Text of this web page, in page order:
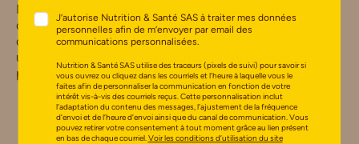
N’hésitez plus, déposez votre recette sur notre site. Que
ce soit un plat salé, une douceur sucrée ou une idée
originale pour le petit-déjeuner, chaque contribution est
une source d’inspiration pour notre communauté de
passionnés de bien-manger.
PARTAGER MA RECETTE
J’autorise Nutrition & Santé SAS à traiter mes données
personnelles afin de m’envoyer par email des
communications personnalisées.
Nutrition & Santé SAS utilise des traceurs (pixels de suivi) pour savoir si
vous ouvrez ou cliquez dans les courriels et l’heure à laquelle vous le
faites afin de personnaliser la communication en fonction de votre
intérêt vis-à-vis des courriels reçus. Cette personnalisation inclut
l’adaptation du contenu des messages, l’ajustement de la fréquence
d’envoi et de l’heure d’envoi ainsi que du canal de communication. Vous
pouvez retirer votre consentement à tout moment grâce au lien présent
en bas de chaque courriel.Voir les conditions d’utilisation du site